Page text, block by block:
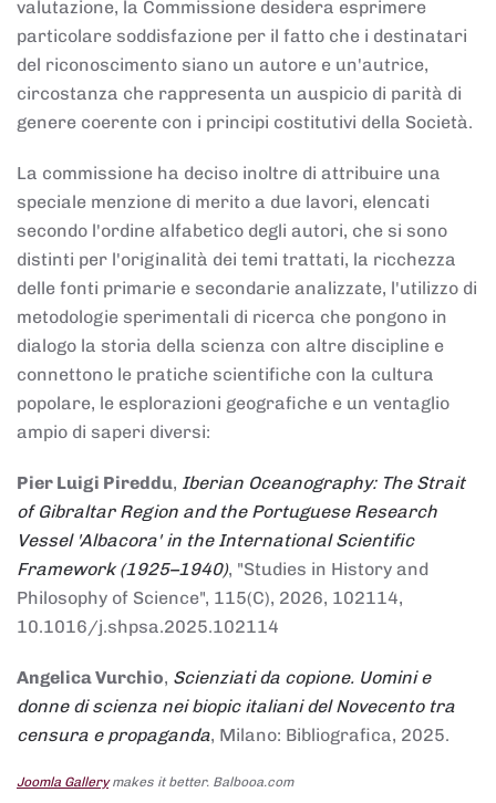
valutazione, la Commissione desidera esprimere
particolare soddisfazione per il fatto che i destinatari
del riconoscimento siano un autore e un'autrice,
circostanza che rappresenta un auspicio di parità di
genere coerente con i principi costitutivi della Società.
La commissione ha deciso inoltre di attribuire una
speciale menzione di merito a due lavori, elencati
secondo l'ordine alfabetico degli autori, che si sono
distinti per l'originalità dei temi trattati, la ricchezza
delle fonti primarie e secondarie analizzate, l'utilizzo di
metodologie sperimentali di ricerca che pongono in
dialogo la storia della scienza con altre discipline e
connettono le pratiche scientifiche con la cultura
popolare, le esplorazioni geografiche e un ventaglio
ampio di saperi diversi:
Pier Luigi Pireddu, Iberian Oceanography: The Strait
of Gibraltar Region and the Portuguese Research
Vessel 'Albacora' in the International Scientific
Framework (1925–1940), "Studies in History and
Philosophy of Science", 115(C), 2026, 102114,
10.1016/j.shpsa.2025.102114
Angelica Vurchio, Scienziati da copione. Uomini e
donne di scienza nei biopic italiani del Novecento tra
censura e propaganda, Milano: Bibliografica, 2025.
Joomla Gallerymakes it better. Balbooa.com